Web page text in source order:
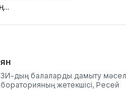
дың балаларды дамыту
жетекшісі, Ресей